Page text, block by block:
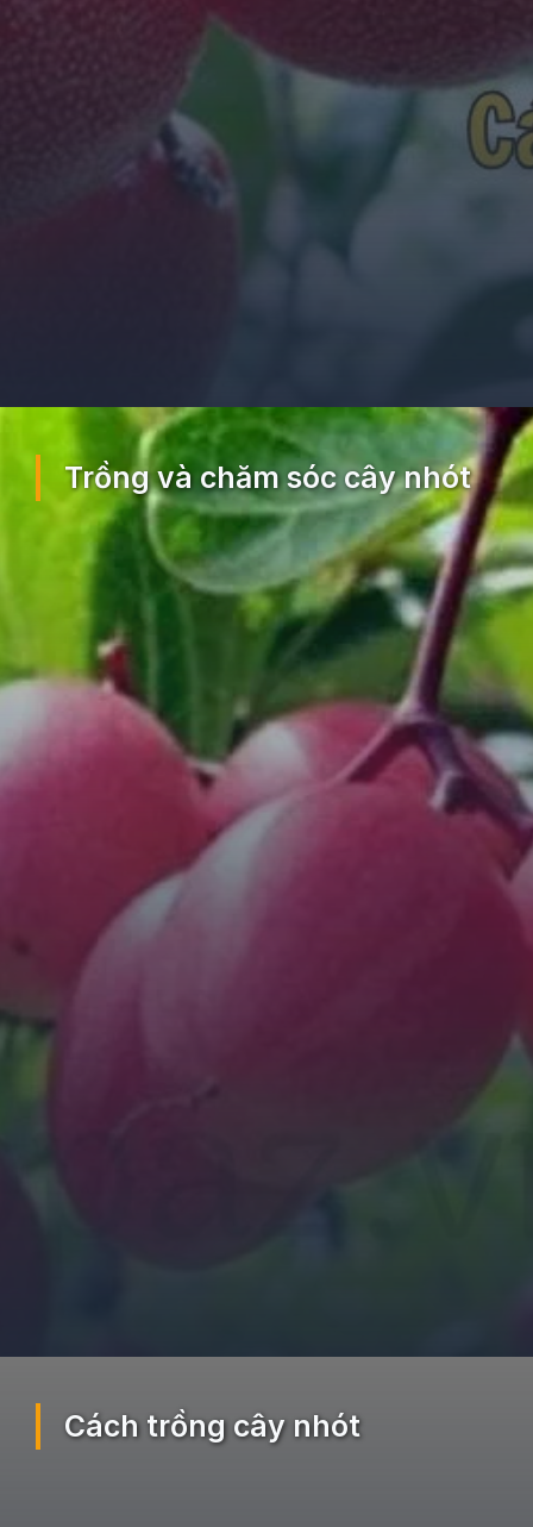
https://ocopaz.vn/nhot-391
Trồng và chăm sóc cây nhót
Cách trồng cây nhót